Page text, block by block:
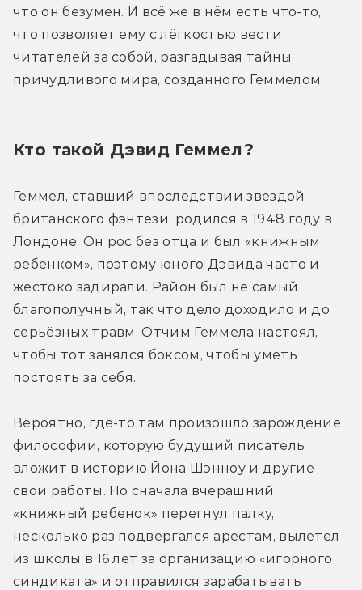
что он безумен. И всё же в нём есть что-то,
что позволяет ему с лёгкостью вести
читателей за собой, разгадывая тайны
причудливого мира, созданного Геммелом.
Кто такой Дэвид Геммел?
Геммел, ставший впоследствии звездой
британского фэнтези, родился в 1948 году в
Лондоне. Он рос без отца и был «книжным
ребенком», поэтому юного Дэвида часто и
жестоко задирали. Район был не самый
благополучный, так что дело доходило и до
серьёзных травм. Отчим Геммела настоял,
чтобы тот занялся боксом, чтобы уметь
постоять за себя.
Вероятно, где-то там произошло зарождение
философии, которую будущий писатель
вложит в историю Йона Шэнноу и другие
свои работы. Но сначала вчерашний
«книжный ребенок» перегнул палку,
несколько раз подвергался арестам, вылетел
из школы в 16 лет за организацию «игорного
синдиката» и отправился зарабатывать